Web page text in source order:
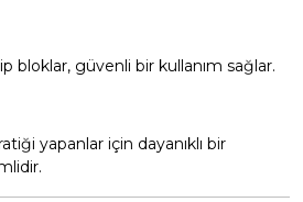
bloklar, güvenli bir kullanım sağlar.
yapanlar için dayanıklı bir